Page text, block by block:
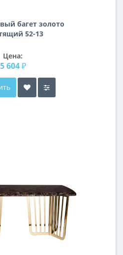
багет золото
52-13
Цена:
5 604 ₽